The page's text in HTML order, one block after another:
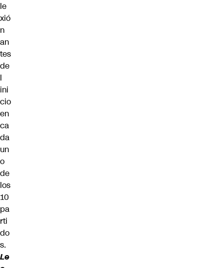
le
xió
n
an
tes
de
l
ini
cio
en
ca
da
un
o
de
los
10
pa
rti
do
s.
Le